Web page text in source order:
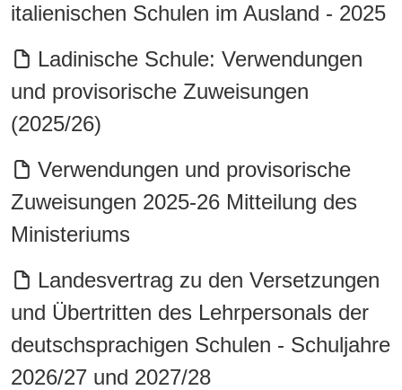
italienischen Schulen im Ausland - 2025
Ladinische Schule: Verwendungen
und provisorische Zuweisungen
(2025/26)
Verwendungen und provisorische
Zuweisungen 2025-26 Mitteilung des
Ministeriums
Landesvertrag zu den Versetzungen
und Übertritten des Lehrpersonals der
deutschsprachigen Schulen - Schuljahre
2026/27 und 2027/28